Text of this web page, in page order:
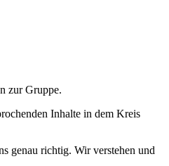
zur Gruppe.
Inhalte in dem Kreis
genau richtig. Wir verstehen und